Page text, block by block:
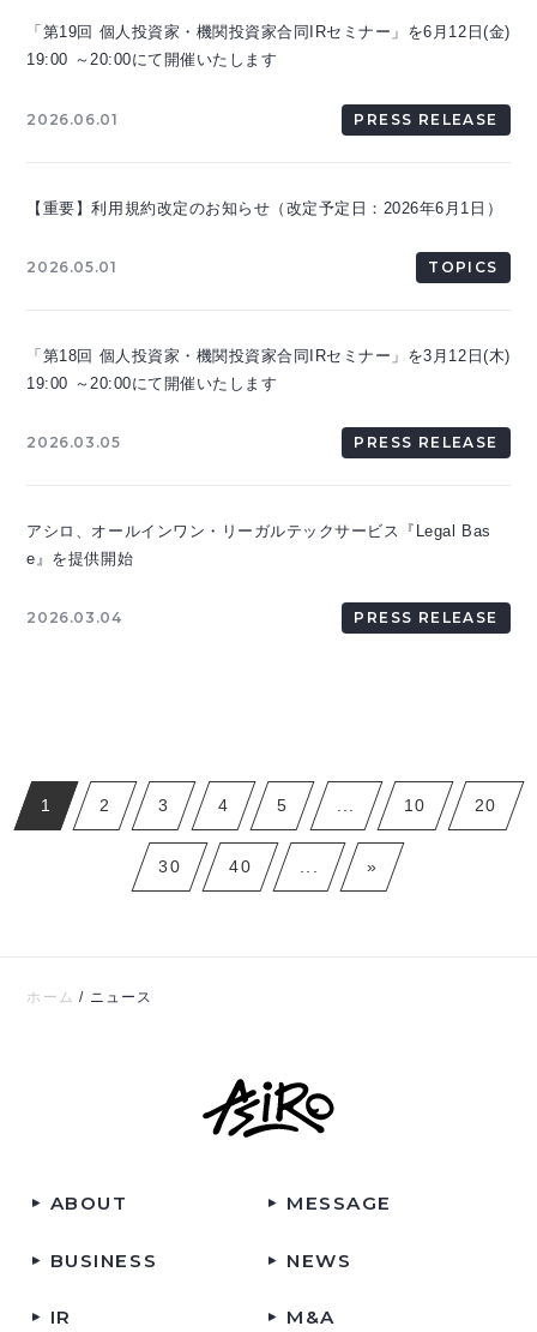
2026.06.01 PRESS RELEASE
「第19回 個人投資家・機関投資家合同IRセミナー」を6月12日(金)
19:00 ～20:00にて開催いたします
2026.05.01 TOPICS
【重要】利用規約改定のお知らせ（改定予定日：2026年6月1日）
2026.03.05 PRESS RELEASE
「第18回 個人投資家・機関投資家合同IRセミナー」を3月12日(木)
19:00 ～20:00にて開催いたします
2026.03.04 PRESS RELEASE
アシロ、オールインワン・リーガルテックサービス『Legal Bas
e』を提供開始
1 2 3 4 5 10 20
30 40 »
ホーム / ニュース
ABOUT MESSAGE
BUSINESS NEWS
IR M&A